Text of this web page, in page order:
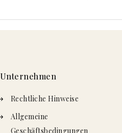
Unternehmen
Rechtliche Hinweise
Allgemeine
Geschäftsbedingungen